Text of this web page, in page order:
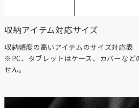
収納アイテム対応サイズ
収納頻度の高いアイテムのサイズ対応表
※PC、タブレットはケース、カバーなど
せん。